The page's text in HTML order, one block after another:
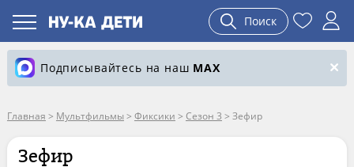
Поиск
Подписывайтесь на наш MAX
Главная > Мультфильмы > Фиксики > Сезон 3 > Зефир
Зефир